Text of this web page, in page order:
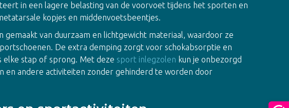
in een lagere belasting van de voorvoet tijdens het sporten en
kopjes en middenvoetsbeentjes.
gemaakt van duurzaam en lichtgewicht materiaal, waardoor ze
De extra demping zorgt voor schokabsorptie en
elke stap of sprong. Met deze sport inlegzolen kun je onbezorgd
en andere activiteiten zonder gehinderd te worden door